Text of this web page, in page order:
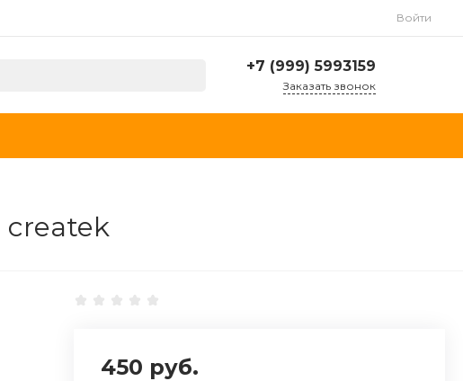
Войти
+7 (999) 5993159
километр, 16, стр. 1,
Заказать звонок
createk
450 руб.